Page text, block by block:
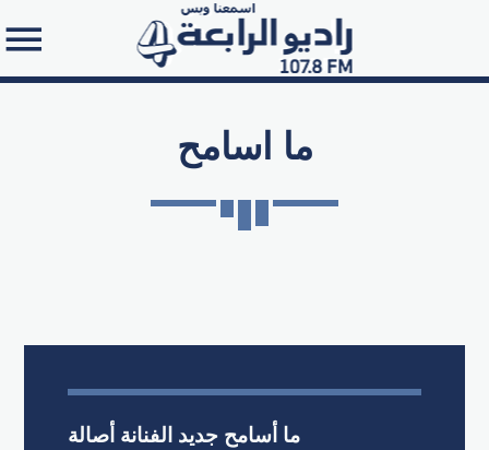
ما اسامح
ما أسامح جديد الفنانة أصالة